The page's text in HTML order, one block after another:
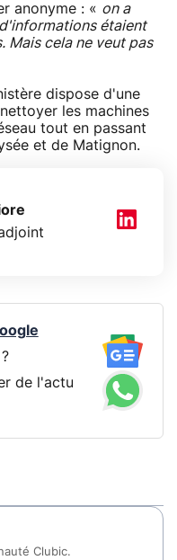
anonyme : « on a
étaient
Mais cela ne veut pas
dispose d'une
les machines
tout en passant
et de Matignon.
de l'actu
Clubic.